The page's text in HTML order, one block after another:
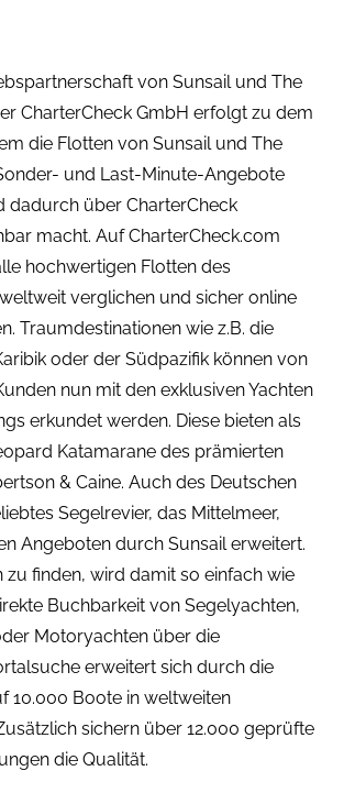
von Sunsail und The
CharterCheck GmbH erfolgt zu dem
die Flotten von Sunsail und The
und Last-Minute-Angebote
dadurch über CharterCheck
macht. Auf CharterCheck.com
hochwertigen Flotten des
verglichen und sicher online
Traumdestinationen wie z.B. die
oder der Südpazifik können von
nun mit den exklusiven Yachten
erkundet werden. Diese bieten als
Katamarane des prämierten
& Caine. Auch des Deutschen
Segelrevier, das Mittelmeer,
Angeboten durch Sunsail erweitert.
zu finden, wird damit so einfach wie
Buchbarkeit von Segelyachten,
Motoryachten über die
erweitert sich durch die
10.000 Boote in weltweiten
sichern über 12.000 geprüfte
die Qualität.